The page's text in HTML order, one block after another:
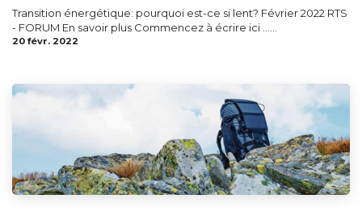
Transition énergétique: pourquoi est-ce si lent? Février 2022 RTS
- FORUM En savoir plus Commencez à écrire ici ......
20 févr. 2022